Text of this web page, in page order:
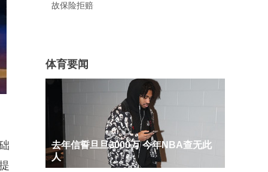
故保险拒赔
体育要闻
去年信誓旦旦3000万 今年NBA查无此
人